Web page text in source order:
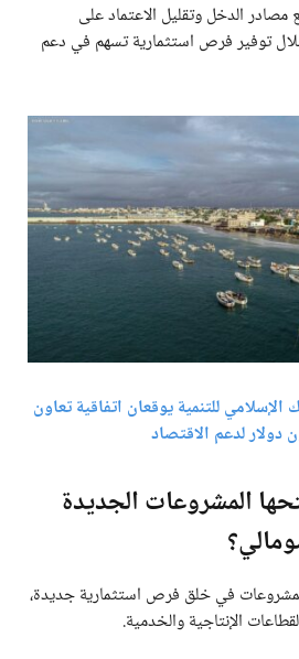
مصادر الدخل وتقليل الاعتماد على
توفير فرص استثمارية تسهم في دعم
الإسلامي للتنمية يوقعان اتفاقية تعاون
المشروعات الجديدة
في خلق فرص استثمارية جديدة،
الإنتاجية والخدمية.